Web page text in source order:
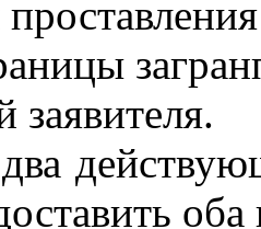
заявителя.
оба